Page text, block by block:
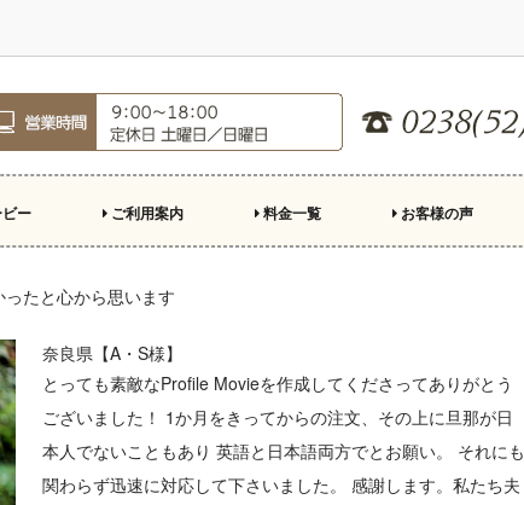
ー ご利用案内 料金一覧 お客様の声
たと心から思います
奈良県【A・S様】
とっても素敵なProfile Movieを作成してくださってありがとう
ございました！ 1か月をきってからの注文、その上に旦那が日
本人でないこともあり 英語と日本語両方でとお願い。 それにも
関わらず迅速に対応して下さいました。 感謝します。私たち夫